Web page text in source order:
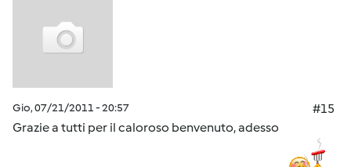
Gio, 07/21/2011 - 20:57
#15
Grazie a tutti per il caloroso benvenuto, adesso